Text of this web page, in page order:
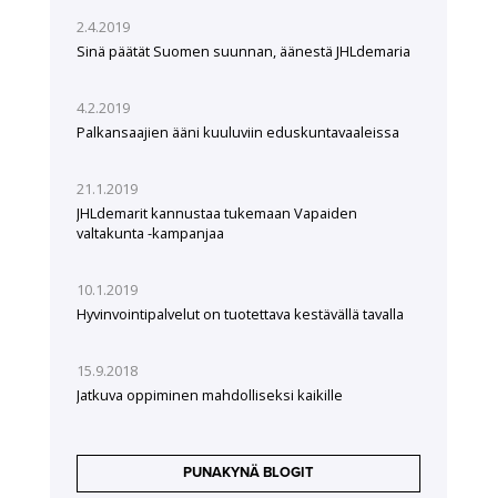
2.4.2019
Sinä päätät Suomen suunnan, äänestä JHLdemaria
4.2.2019
Palkansaajien ääni kuuluviin eduskuntavaaleissa
21.1.2019
JHLdemarit kannustaa tukemaan Vapaiden
valtakunta -kampanjaa
10.1.2019
Hyvinvointipalvelut on tuotettava kestävällä tavalla
15.9.2018
Jatkuva oppiminen mahdolliseksi kaikille
PUNAKYNÄ BLOGIT